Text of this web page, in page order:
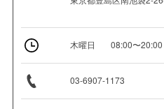
木曜日 08:00〜20:00
03-6907-1173